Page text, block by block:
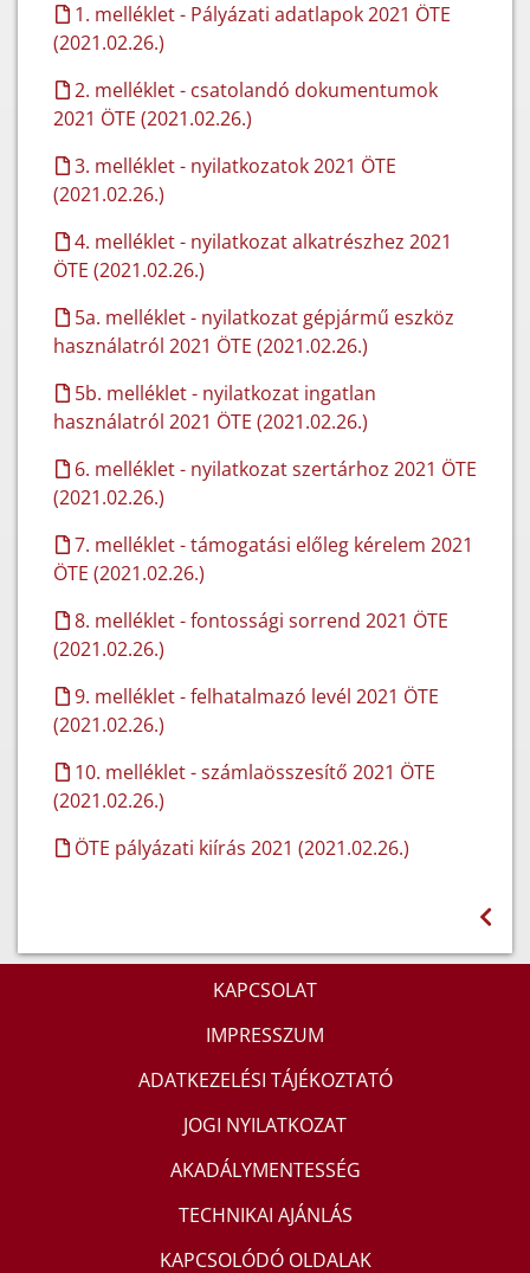
1. melléklet - Pályázati adatlapok 2021 ÖTE
(2021.02.26.)
2. melléklet - csatolandó dokumentumok
2021 ÖTE (2021.02.26.)
3. melléklet - nyilatkozatok 2021 ÖTE
(2021.02.26.)
4. melléklet - nyilatkozat alkatrészhez 2021
ÖTE (2021.02.26.)
5a. melléklet - nyilatkozat gépjármű eszköz
használatról 2021 ÖTE (2021.02.26.)
5b. melléklet - nyilatkozat ingatlan
használatról 2021 ÖTE (2021.02.26.)
6. melléklet - nyilatkozat szertárhoz 2021 ÖTE
(2021.02.26.)
7. melléklet - támogatási előleg kérelem 2021
ÖTE (2021.02.26.)
8. melléklet - fontossági sorrend 2021 ÖTE
(2021.02.26.)
9. melléklet - felhatalmazó levél 2021 ÖTE
(2021.02.26.)
10. melléklet - számlaösszesítő 2021 ÖTE
(2021.02.26.)
ÖTE pályázati kiírás 2021 (2021.02.26.)
KAPCSOLAT
IMPRESSZUM
ADATKEZELÉSI TÁJÉKOZTATÓ
JOGI NYILATKOZAT
AKADÁLYMENTESSÉG
TECHNIKAI AJÁNLÁS
KAPCSOLÓDÓ OLDALAK